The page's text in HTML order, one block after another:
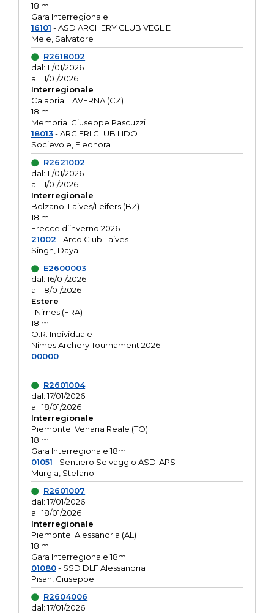
18 m
Gara Interregionale
16101 - ASD ARCHERY CLUB VEGLIE
Mele, Salvatore
R2618002
dal: 11/01/2026
al: 11/01/2026
Interregionale
Calabria: TAVERNA (CZ)
18 m
Memorial Giuseppe Pascuzzi
18013- ARCIERI CLUB LIDO
Socievole, Eleonora
R2621002
dal: 11/01/2026
al: 11/01/2026
Interregionale
Bolzano: Laives/Leifers (BZ)
18 m
Frecce d’inverno 2026
21002 - Arco Club Laives
Singh, Daya
E2600003
dal: 16/01/2026
al: 18/01/2026
Estere
: Nimes (FRA)
18 m
O.R. Individuale
Nimes Archery Tournament 2026
00000-
--
R2601004
dal: 17/01/2026
al: 18/01/2026
Interregionale
Piemonte: Venaria Reale (TO)
18 m
Gara Interregionale 18m
01051 - Sentiero Selvaggio ASD-APS
Murgia, Stefano
R2601007
dal: 17/01/2026
al: 18/01/2026
Interregionale
Piemonte: Alessandria (AL)
18 m
Gara Interregionale 18m
01080- SSD DLF Alessandria
Pisan, Giuseppe
R2604006
dal: 17/01/2026